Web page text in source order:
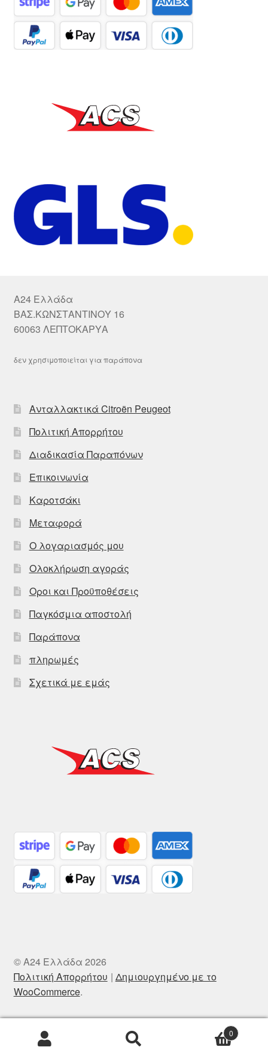
A24 Ελλάδα
ΒΑΣ.ΚΩΝΣΤΑΝΤΙΝΟΥ 16
60063 ΛΕΠΤΟΚΑΡΥΑ
δεν χρησιμοποιείται για παράπονα
Ανταλλακτικά Citroën Peugeot
Πολιτική Απορρήτου
Διαδικασία Παραπόνων
Επικοινωνία
Καροτσάκι
Μεταφορά
Ο λογαριασμός μου
Ολοκλήρωση αγοράς
Οροι και Προϋποθέσεις
Παγκόσμια αποστολή
Παράπονα
πληρωμές
Σχετικά με εμάς
© A24 Ελλάδα 2026
Πολιτική Απορρήτου
Δημιουργημένο με το
WooCommerce.
Αναζήτηση
Αναζήτηση
0